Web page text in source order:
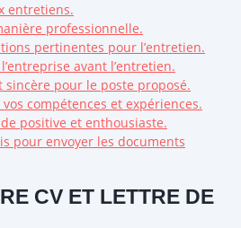
entretiens.
professionnelle.
pertinentes pour l’entretien.
avant l’entretien.
pour le poste proposé.
compétences et expériences.
positive et enthousiaste.
pour envoyer les documents
CV ET LETTRE DE